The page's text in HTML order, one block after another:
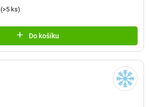
(>5 ks)
Do košíku